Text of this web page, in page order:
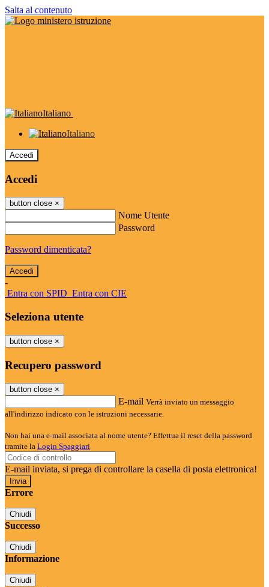
Salta al contenuto
Italiano
Italiano
Accedi
Accedi
button close ×
Nome Utente
Password
Password dimenticata?
-
Entra con SPID Entra con CIE
Seleziona utente
button close ×
Recupero password
button close ×
E-mail Verrà inviato un messaggio
all'indirizzo indicato con le istruzioni necessarie.
Non hai una e-mail associata al nome utente? Effettua il reset della password
tramite la Login Spaggiari
E-mail inviata, si prega di controllare la casella di posta elettronica!
Errore
Chiudi
Successo
Chiudi
Informazione
Chiudi